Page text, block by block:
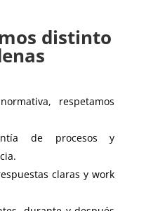
distinto
respetamos
de procesos y
claras y work